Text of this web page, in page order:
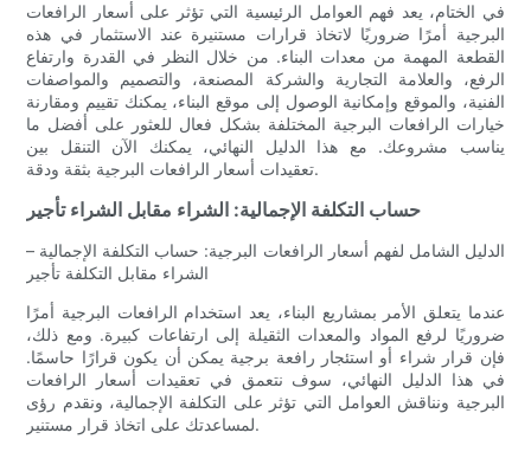
في الختام، يعد فهم العوامل الرئيسية التي تؤثر على أسعار الرافعات
البرجية أمرًا ضروريًا لاتخاذ قرارات مستنيرة عند الاستثمار في هذه
القطعة المهمة من معدات البناء. من خلال النظر في القدرة وارتفاع
الرفع، والعلامة التجارية والشركة المصنعة، والتصميم والمواصفات
الفنية، والموقع وإمكانية الوصول إلى موقع البناء، يمكنك تقييم ومقارنة
خيارات الرافعات البرجية المختلفة بشكل فعال للعثور على أفضل ما
يناسب مشروعك. مع هذا الدليل النهائي، يمكنك الآن التنقل بين
تعقيدات أسعار الرافعات البرجية بثقة ودقة.
حساب التكلفة الإجمالية: الشراء مقابل الشراء تأجير
الدليل الشامل لفهم أسعار الرافعات البرجية: حساب التكلفة الإجمالية –
الشراء مقابل التكلفة تأجير
عندما يتعلق الأمر بمشاريع البناء، يعد استخدام الرافعات البرجية أمرًا
ضروريًا لرفع المواد والمعدات الثقيلة إلى ارتفاعات كبيرة. ومع ذلك،
فإن قرار شراء أو استئجار رافعة برجية يمكن أن يكون قرارًا حاسمًا.
في هذا الدليل النهائي، سوف نتعمق في تعقيدات أسعار الرافعات
البرجية ونناقش العوامل التي تؤثر على التكلفة الإجمالية، ونقدم رؤى
لمساعدتك على اتخاذ قرار مستنير.